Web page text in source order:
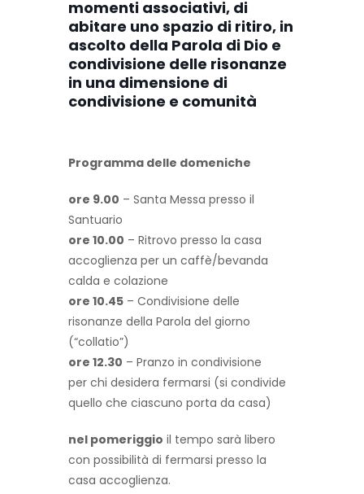
momenti associativi, di
abitare uno spazio di ritiro, in
ascolto della Parola di Dio e
condivisione delle risonanze
in una dimensione di
condivisione e comunità
Programma delle domeniche
ore 9.00 – Santa Messa presso il
Santuario
ore 10.00 – Ritrovo presso la casa
accoglienza per un caffè/bevanda
calda e colazione
ore 10.45 – Condivisione delle
risonanze della Parola del giorno
(“collatio”)
ore 12.30 – Pranzo in condivisione
per chi desidera fermarsi (si condivide
quello che ciascuno porta da casa)
nel pomeriggio il tempo sarà libero
con possibilità di fermarsi presso la
casa accoglienza.